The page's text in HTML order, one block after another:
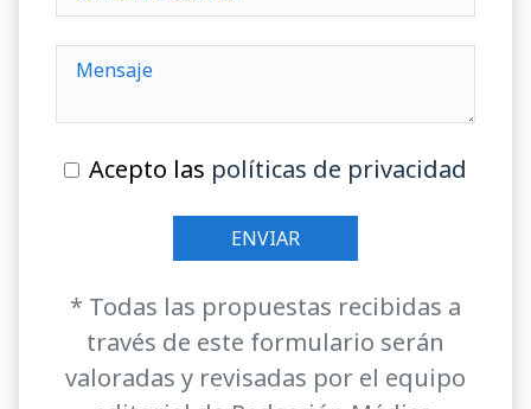
Acepto las políticas de privacidad
* Todas las propuestas recibidas a
través de este formulario serán
valoradas y revisadas por el equipo